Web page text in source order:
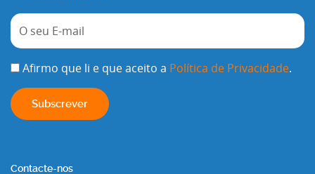
Afirmo que li e que aceito a Política de Privacidade.
Contacte-nos